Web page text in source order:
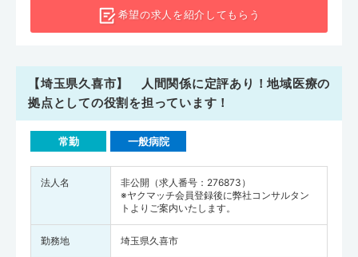
希望の求人を紹介してもらう
【埼玉県久喜市】 人間関係に定評あり！地域医療の
拠点としての役割を担っています！
常勤 一般病院
法人名
非公開（求人番号：276873）
※ヤクマッチ会員登録後に弊社コンサルタン
トよりご案内いたします。
勤務地 埼玉県久喜市